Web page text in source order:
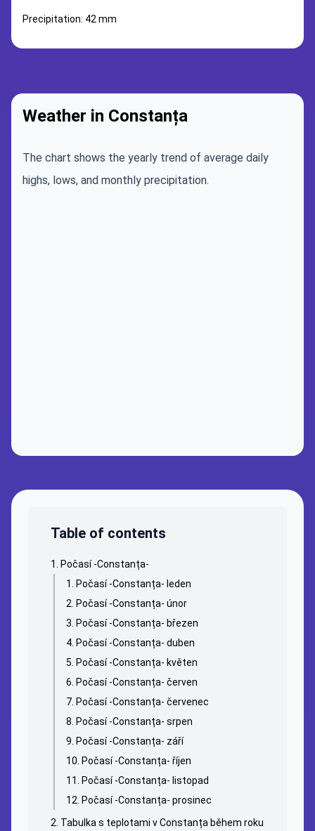
Precipitation: 42 mm
Weather in Constanța
The chart shows the yearly trend of average daily
highs, lows, and monthly precipitation.
Table of contents
Počasí -Constanța-
Počasí -Constanța- leden
Počasí -Constanța- únor
Počasí -Constanța- březen
Počasí -Constanța- duben
Počasí -Constanța- květen
Počasí -Constanța- červen
Počasí -Constanța- červenec
Počasí -Constanța- srpen
Počasí -Constanța- září
Počasí -Constanța- říjen
Počasí -Constanța- listopad
Počasí -Constanța- prosinec
Tabulka s teplotami v Constanța během roku